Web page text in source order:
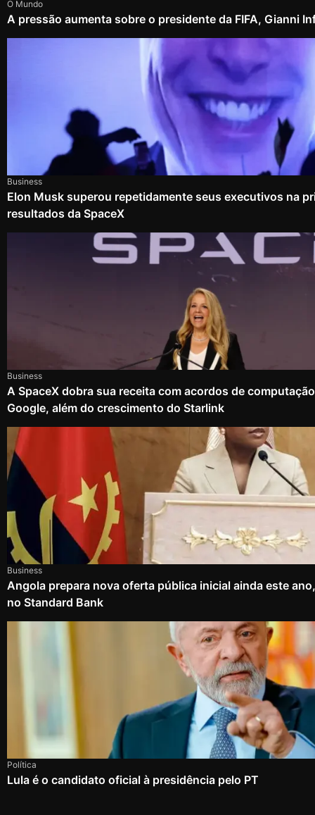
O Mundo
A pressão aumenta sobre o presidente da FIFA, Gianni
Business
Elon Musk superou repetidamente seus executivos na
resultados da SpaceX
Business
A SpaceX dobra sua receita com acordos de
Google, além do crescimento do Starlink
Business
Angola prepara nova oferta pública inicial ainda este
no Standard Bank
Política
Lula é o candidato oficial à presidência pelo PT